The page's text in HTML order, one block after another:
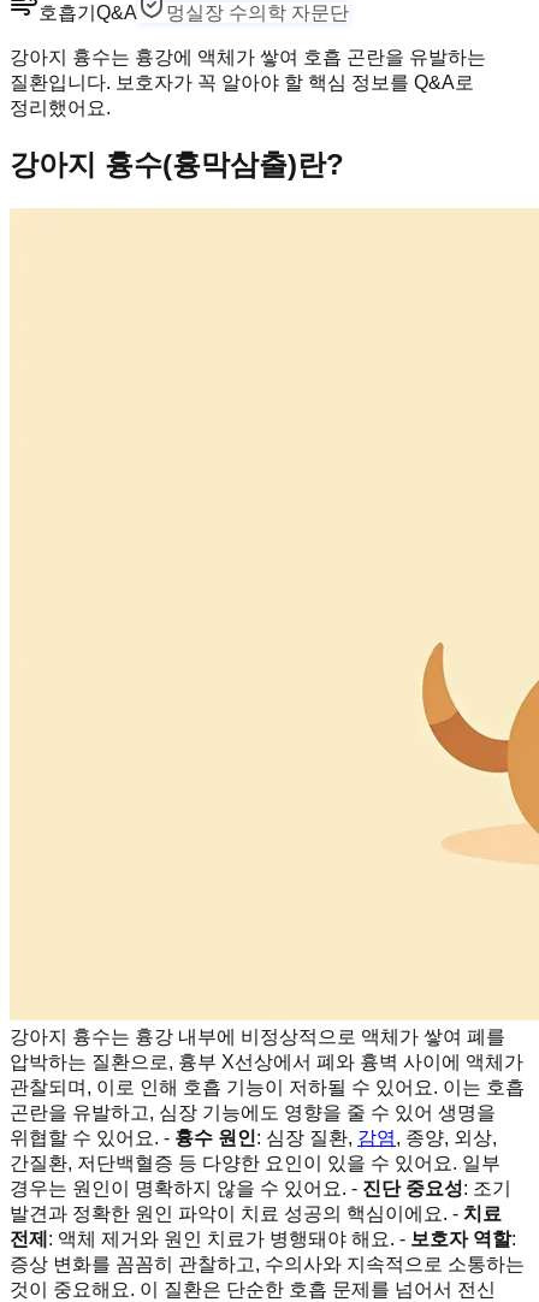
호흡기 Q&A 멍실장 수의학 자문단
강아지 흉수는 흉강에 액체가 쌓여 호흡 곤란을 유발하는
질환입니다. 보호자가 꼭 알아야 할 핵심 정보를 Q&A로
정리했어요.
강아지 흉수(흉막삼출)란?
강아지 흉수는 흉강 내부에 비정상적으로 액체가 쌓여 폐를
압박하는 질환으로, 흉부 X선상에서 폐와 흉벽 사이에 액체가
관찰되며, 이로 인해 호흡 기능이 저하될 수 있어요. 이는 호흡
곤란을 유발하고, 심장 기능에도 영향을 줄 수 있어 생명을
위협할 수 있어요. - 흉수 원인: 심장 질환, 감염, 종양, 외상,
간질환, 저단백혈증 등 다양한 요인이 있을 수 있어요. 일부
경우는 원인이 명확하지 않을 수 있어요. - 진단 중요성: 조기
발견과 정확한 원인 파악이 치료 성공의 핵심이에요. - 치료
전제 : 액체 제거와 원인 치료가 병행돼야 해요. - 보호자 역할:
증상 변화를 꼼꼼히 관찰하고, 수의사와 지속적으로 소통하는
것이 중요해요. 이 질환은 단순한 호흡 문제를 넘어서 전신